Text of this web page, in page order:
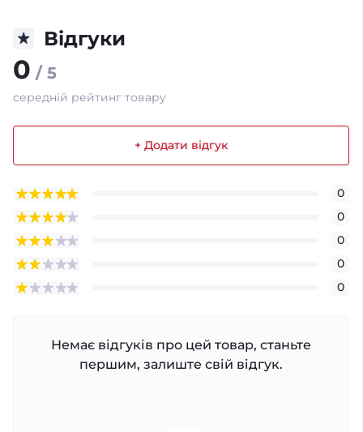
Відгуки
0 / 5
середній рейтинг товару
+ Додати відгук
0
0
0
0
0
Немає відгуків про цей товар, станьте
першим, залиште свій відгук.